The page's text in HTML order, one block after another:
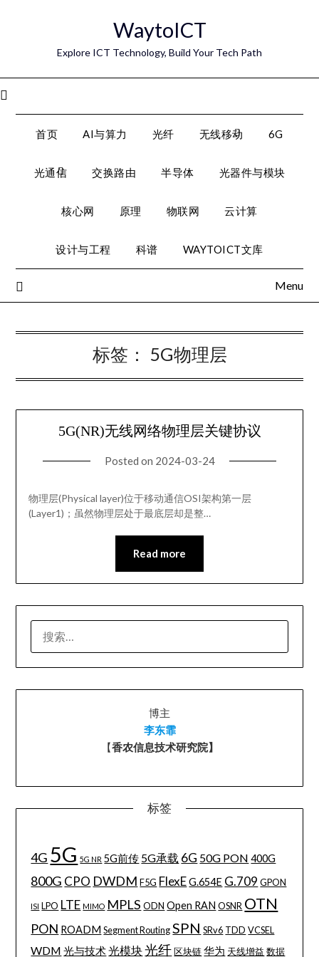
WaytoICT
Explore ICT Technology, Build Your Tech Path
首页 AI与算力 光纤 无线移动 6G
光通信 交换路由 半导体 光器件与模块
核心网 原理 物联网 云计算
设计与工程 科谱 WAYTOICT文库
Menu
标签： 5G物理层
5G(NR)无线网络物理层关键协议
Posted on 2024-03-24
物理层(Physical layer)位于移动通信OSI架构第一层
(Layer1)；虽然物理层处于最底层却是整…
Read more
索：
博主
李东霏
【香农信息技术研究院】
标签
4G 5G 5G NR 5G前传 5G承载 6G 50G PON 400G
800G CPO DWDM F5G FlexE G.654E G.709 GPON
ISI LPO LTE MIMO MPLS ODN Open RAN OSNR OTN
PON ROADM Segment Routing SPN SRv6 TDD VCSEL
WDM 光与技术 光模块光纤 区块链 华为 天线增益 数据